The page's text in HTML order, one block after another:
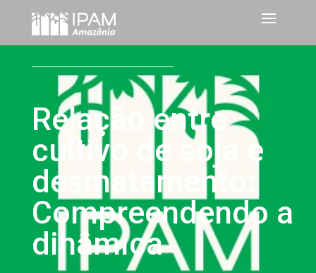
Relação entre
cultivo de soja e
desmatamento:
Compreendendo a
dinâmica